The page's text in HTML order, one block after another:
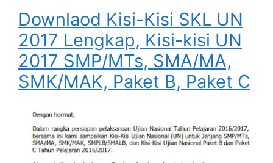
Downlaod Kisi-Kisi SKL UN
2017 Lengkap, Kisi-kisi UN
2017 SMP/MTs, SMA/MA,
SMK/MAK, Paket B, Paket C